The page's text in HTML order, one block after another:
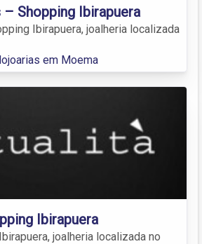
Shopping Ibirapuera
Ibirapuera, joalheria localizada
em Moema
Ibirapuera
joalheria localizada no